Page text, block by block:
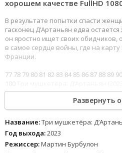
хорошем качестве FullHD
В результате попытки спасти
гасконец Д’Артаньян едва
он яростно ищет своих обидчиков,
в самое сердце войны, где на
Франции.
77 78 79 80 81 82 83 84 85 86 87 88 89 90
100
качестве HD 720p, FullHD 1080p и
интернета бесплатно.Развернуть
Название:Три мушкетёра:
Год выхода:2023
Режиссер:Мартин Бурбулон